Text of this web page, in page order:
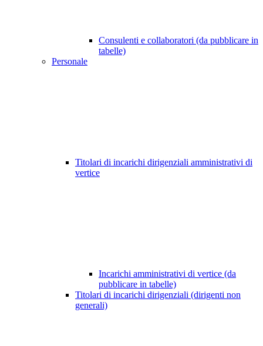
Consulenti e collaboratori (da pubblicare in
tabelle)
Personale
Titolari di incarichi dirigenziali amministrativi di
vertice
Incarichi amministrativi di vertice (da
pubblicare in tabelle)
Titolari di incarichi dirigenziali (dirigenti non
generali)